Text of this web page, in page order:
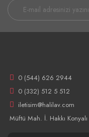
0 (544) 626 2944
0 (332) 512 5 512
iletisim@halilav.com
Müftü Mah. İ. Hakkı